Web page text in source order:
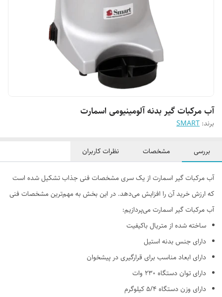
آب مرکبات گیر بدنه آلومینیومی اسمارت
برند: SMART
بررسی مشخصات نظرات کاربران
آب مرکبات گیر اسمارت از یک سری مشخصات فنی جذاب تشکیل شده است
که ارزش خرید آن را افزایش می‌دهد. در این بخش به مهم‌ترین مشخصات فنی
آب مرکبات گیر اسمارت می‌پردازیم:
ساخته شده از متریال باکیفیت
دارای جنس بدنه استیل
دارای ابعاد مناسب برای قرارگیری در پیشخوان
دارای توان دستگاه 230 وات
دارای وزن دستگاه 5/4 کیلوگرم